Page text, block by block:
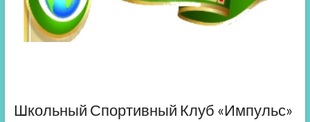
Школьный Спортивный Клуб «Импульс»